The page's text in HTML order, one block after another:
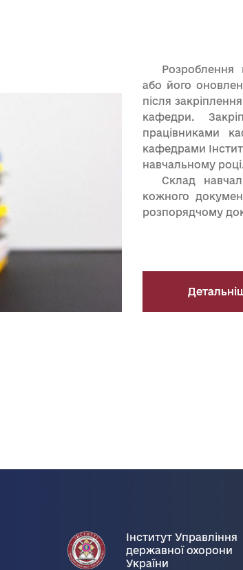
Розроблення
або його
після
кафедри.
працівниками
кафедрами
навчальному
Склад
кожного
розпорядчому
Інститут Управління
державної охорони
України